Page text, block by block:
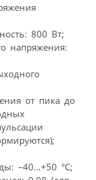
800 Вт;
напряжения:
от пика до
–40…+50 °С;